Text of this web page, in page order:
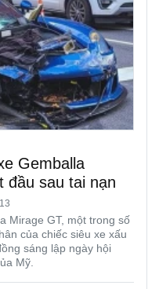
Gemballa
đầu sau tai nạn
Mirage GT, một trong số
của chiếc siêu xe xấu
sáng lập ngày hội
Mỹ.